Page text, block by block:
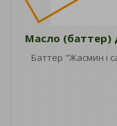
Масло (баттер)
Баттер "Жасмин і